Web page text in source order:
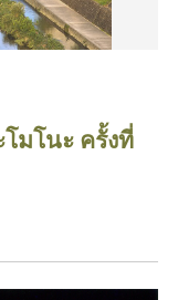
มโนะ ครั้งที่